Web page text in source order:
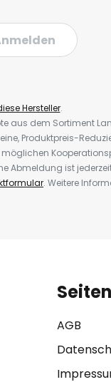
Hersteller.
aus dem Sortiment
Produktpreis-
Abmeldung ist
. Weitere
AGB